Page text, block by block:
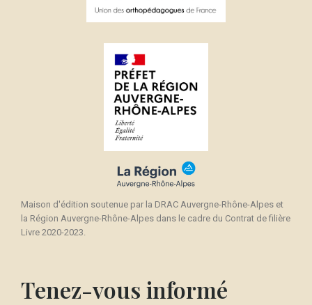
Maison d'édition soutenue par la DRAC Auvergne-Rhône-Alpes et
la Région Auvergne-Rhône-Alpes dans le cadre du Contrat de filière
Livre 2020-2023.
Tenez-vous informé